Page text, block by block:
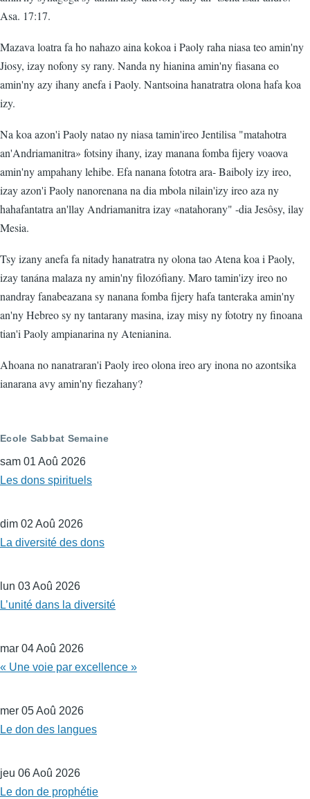
Asa. 17:17.
Mazava loatra fa ho nahazo aina kokoa i Paoly raha niasa teo amin'ny
Jiosy, izay nofony sy rany. Nanda ny hianina amin'ny fiasana eo
amin'ny azy ihany anefa i Paoly. Nantsoina hanatratra olona hafa koa
izy.
Na koa azon'i Paoly natao ny niasa tamin'ireo Jentilisa "matahotra
an'Andriamanitra» fotsiny ihany, izay manana fomba fijery voaova
amin'ny ampahany lehibe. Efa nanana fototra ara- Baiboly izy ireo,
izay azon'i Paoly nanorenana na dia mbola nilain'izy ireo aza ny
hahafantatra an'llay Andriamanitra izay «natahorany" -dia Jesôsy, ilay
Mesia.
Tsy izany anefa fa nitady hanatratra ny olona tao Atena koa i Paoly,
izay tanána malaza ny amin'ny filozófiany. Maro tamin'izy ireo no
nandray fanabeazana sy nanana fomba fijery hafa tanteraka amin'ny
an'ny Hebreo sy ny tantarany masina, izay misy ny fototry ny finoana
tian'i Paoly ampianarina ny Atenianina.
Ahoana no nanatraran'i Paoly ireo olona ireo ary inona no azontsika
ianarana avy amin'ny fiezahany?
Ecole Sabbat Semaine
sam 01 Aoû 2026
Les dons spirituels
dim 02 Aoû 2026
La diversité des dons
lun 03 Aoû 2026
L’unité dans la diversité
mar 04 Aoû 2026
« Une voie par excellence »
mer 05 Aoû 2026
Le don des langues
jeu 06 Aoû 2026
Le don de prophétie